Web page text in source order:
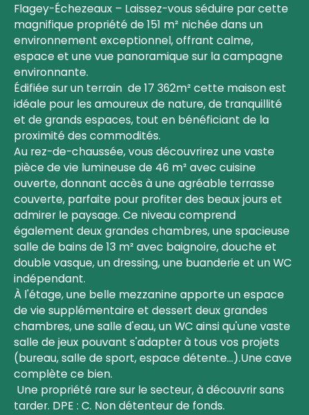
Flagey-Échezeaux – Laissez-vous séduire par cette
magnifique propriété de 151 m² nichée dans un
environnement exceptionnel, offrant calme,
espace et une vue panoramique sur la campagne
environnante.
Édifiée sur un terrain de 17 362m² cette maison est
idéale pour les amoureux de nature, de tranquillité
et de grands espaces, tout en bénéficiant de la
proximité des commodités.
Au rez-de-chaussée, vous découvrirez une vaste
pièce de vie lumineuse de 46 m² avec cuisine
ouverte, donnant accès à une agréable terrasse
couverte, parfaite pour profiter des beaux jours et
admirer le paysage. Ce niveau comprend
également deux grandes chambres, une spacieuse
salle de bains de 13 m² avec baignoire, douche et
double vasque, un dressing, une buanderie et un WC
indépendant.
À l'étage, une belle mezzanine apporte un espace
de vie supplémentaire et dessert deux grandes
chambres, une salle d'eau, un WC ainsi qu'une vaste
salle de jeux pouvant s'adapter à tous vos projets
(bureau, salle de sport, espace détente...).Une cave
complète ce bien.
Une propriété rare sur le secteur, à découvrir sans
tarder. DPE : C. Non détenteur de fonds.